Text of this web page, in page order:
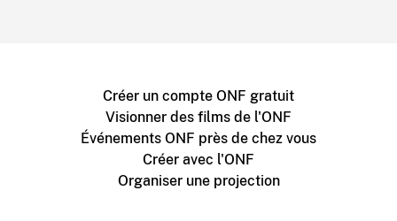
Créer un compte ONF gratuit
Visionner des films de l'ONF
Événements ONF près de chez vous
Créer avec l'ONF
Organiser une projection